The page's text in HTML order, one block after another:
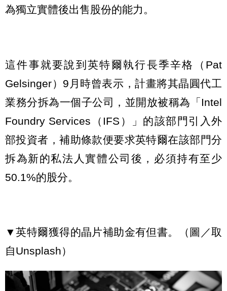
為獨立實體後出售股份的能力。
這件事就要說到英特爾執行長季辛格（Pat
Gelsinger）9月時曾表示，計畫將其晶圓代工
業務分拆為一個子公司，並開放被稱為「Intel
Foundry Services（IFS）」的該部門引入外
部投資者，補助條款便要求英特爾在該部門分
拆為新的私法人實體公司後，必須持有至少
50.1%的股分。
▼英特爾獲得的晶片補助金有但書。（圖／取
自Unsplash）